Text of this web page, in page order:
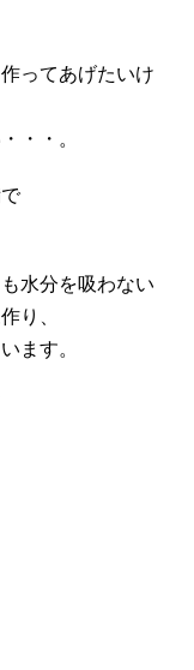
ってあげたいけ
・・。
水分を吸わない
り、
ます。